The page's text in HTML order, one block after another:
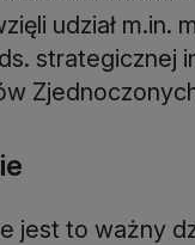
udział m.in.
jest to ważny